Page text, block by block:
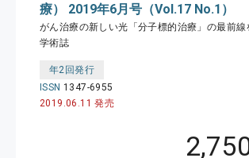
療） 2019年6月号（Vol.17 No.1）
がん治療の新しい光「分子標的治療」の最前線
学術誌
年2回発行
ISSN 1347-6955
2019.06.11 発売